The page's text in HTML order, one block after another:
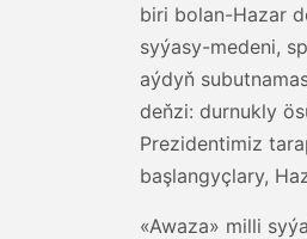
biri bolan-Hazar
syýasy-medeni,
aýdyň
deňzi: durnukly
Prezidentimiz
başlangyçlary,
«Awaza» milli